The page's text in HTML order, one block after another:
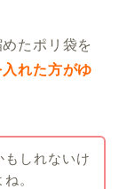
たポリ袋を
入れた方がゆ
もしれないけ
。